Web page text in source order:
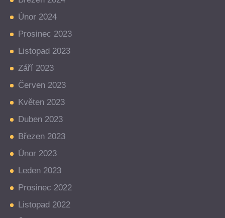
Únor 2024
Prosinec 2023
Listopad 2023
Září 2023
Červen 2023
Květen 2023
Duben 2023
Březen 2023
Únor 2023
Leden 2023
Prosinec 2022
Listopad 2022